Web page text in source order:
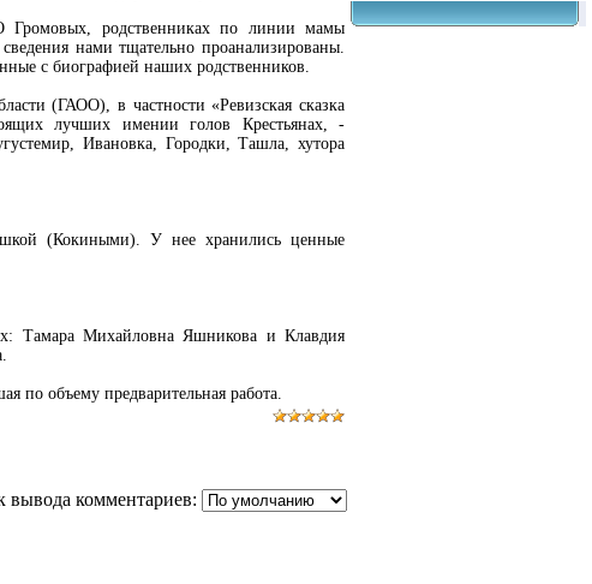
Громовых, родственниках по линии мамы
нами тщательно проанализированы.
с биографией наших родственников.
(ГАОО), в частности «Ревизская сказка
лучших имении голов Крестьянах, -
Ивановка, Городки, Ташла, хутора
(Кокиными). У нее хранились ценные
Тамара Михайловна Яшникова и Клавдия
по объему предварительная работа.
вывода комментариев: